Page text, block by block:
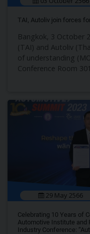
TAI, Autoliv join forces
Bangkok, 3 October
(TAI) and Autoliv
of understanding
Conference Room
29 May 2566
Celebrating 10 Years of
Automotive Institute and
Industry Conference: